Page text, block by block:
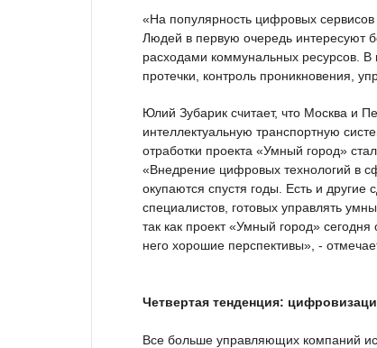
«На популярность цифровых
Людей в первую очередь интересуют
расходами коммунальных ресурсов.
протечки, контроль проникновения,
Юлий Зубарик считает, что Москва и
интеллектуальную транспортную
отработки проекта «Умный город»
«Внедрение цифровых технологий в
окупаются спустя годы. Есть и
специалистов, готовых управлять
так как проект «Умный город»
него хорошие перспективы», -
Четвертая тенденция:
Все больше управляющих компаний